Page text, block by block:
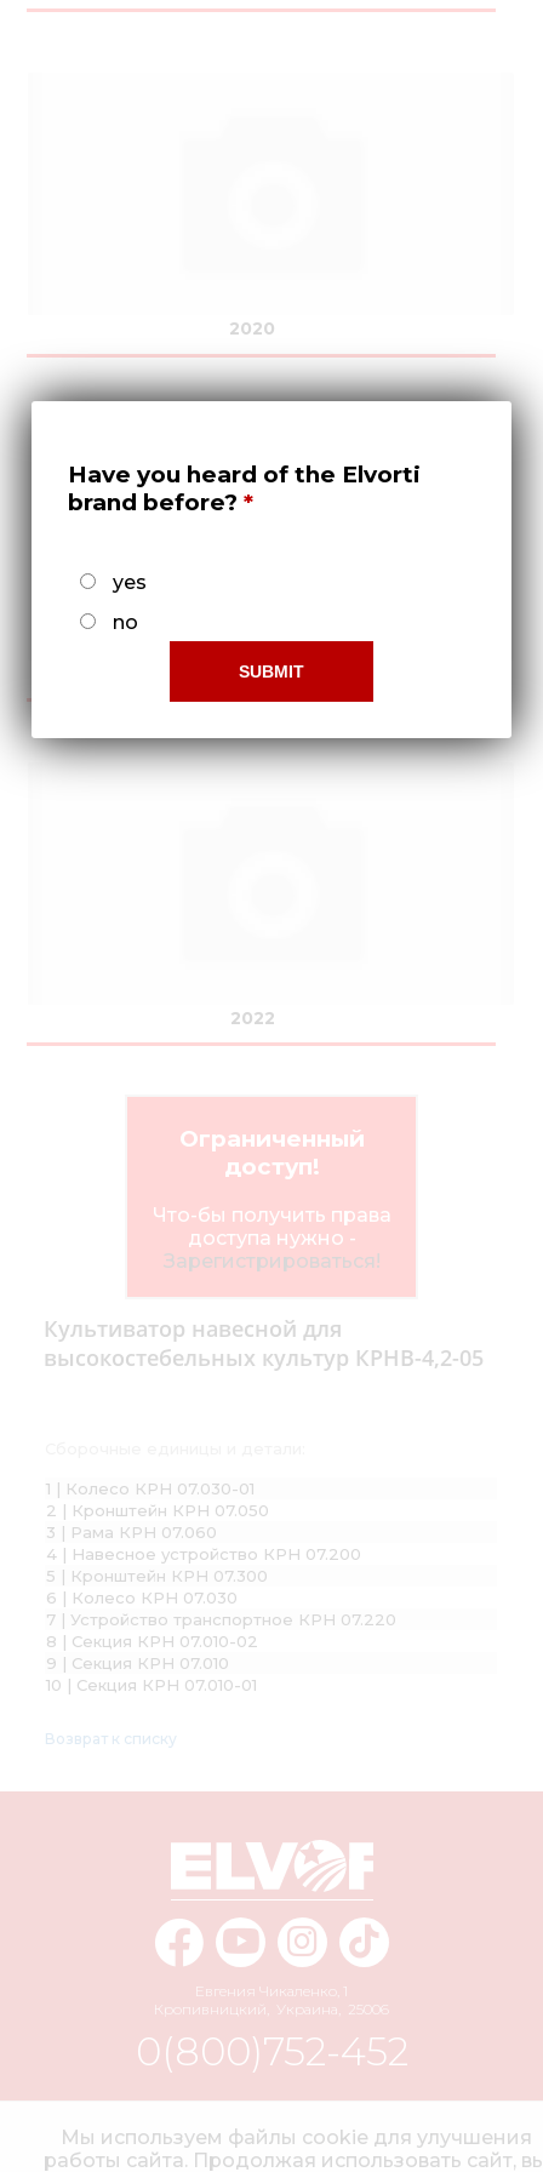
2020
2021
2022
Ограниченный
доступ!
Что-бы получить права
доступа нужно -
Зарегистрироваться!
Культиватор навесной для
высокостебельных культур КРНВ-4,2-05
1 | Колесо КРН 07.030-01
2 | Кронштейн КРН 07.050
3 | Рама КРН 07.060
4 | Навесное устройство КРН 07.200
5 | Кронштейн КРН 07.300
6 | Колесо КРН 07.030
7 | Устройство транспортное КРН 07.220
8 | Секция КРН 07.010-02
9 | Секция КРН 07.010
10 | Секция КРН 07.010-01
Возврат к списку
Евгения Чикаленко, 1
Кропивницкий
Украина 25006
0(800)752-452
info@elvorti.com
Мы используем файлы cookie для улучшения
работы сайта. Продолжая использовать сайт,
Have you heard of the Elvorti
brand before?
yes
no